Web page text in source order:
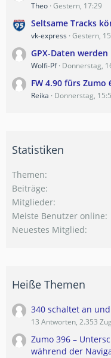
Theo Gestern, 17:29
Seltsame Tracks
vk-express Gestern,
GPX-Daten
Wolfi-Pf Donnerstag,
FW 4.90 fürs Zumo
Reika Donnerstag,
Statistiken
Themen
Beiträge
Mitglieder
Meiste Benutzer online
Neuestes Mitglied
Heiße Themen
340 schaltet an
13 Antworten, 2.353
Zumo 396 –
während der